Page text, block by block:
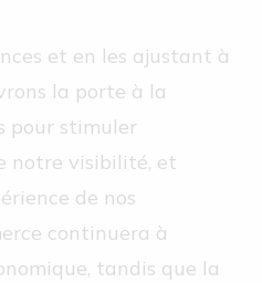
et en les ajustant à
la porte à la
pour stimuler
notre visibilité, et
de nos
continuera à
tandis que la